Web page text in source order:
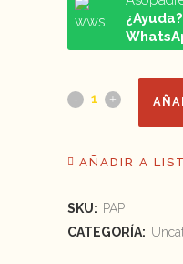
Cuota
Anual
-
Asopadres
AÑADIR A
SKU: PAP
CATEGORÍA: